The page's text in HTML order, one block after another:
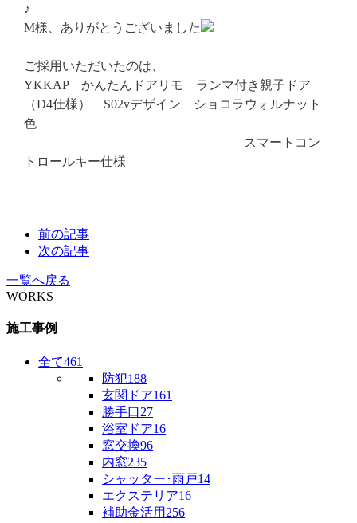
♪
M様、ありがとうございました
ご採用いただいたのは、
YKKAP かんたんドアリモ ランマ付き親子ドア
（D4仕様） S02vデザイン ショコラウォルナット
色
スマートコン
トロールキー仕様
前の記事
次の記事
一覧へ戻る
WORKS
施工事例
全て461
防犯188
玄関ドア161
勝手口27
浴室ドア16
窓交換96
内窓235
シャッター･雨戸14
エクステリア16
補助金活用 256